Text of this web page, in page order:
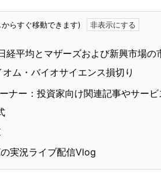
らすぐ移動できます)
経平均とマザーズおよび新興市場の
オム・バイオサイエンス損切り
ナー：投資家向け関連記事やサービ
実況ライブ配信Vlog